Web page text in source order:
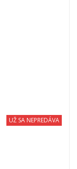
UŽ SA NEPREDÁVA